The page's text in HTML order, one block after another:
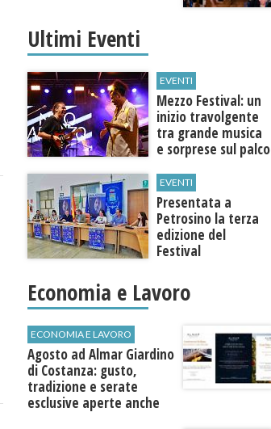
Ultimi Eventi
EVENTI
Mezzo Festival: un
inizio travolgente
tra grande musica
e sorprese sul palco
EVENTI
Presentata a
Petrosino la terza
edizione del
Festival
"Voci dal
Economia e Lavoro
ECONOMIA E LAVORO
Agosto ad Almar Giardino
di Costanza: gusto,
tradizione e serate
esclusive aperte anche